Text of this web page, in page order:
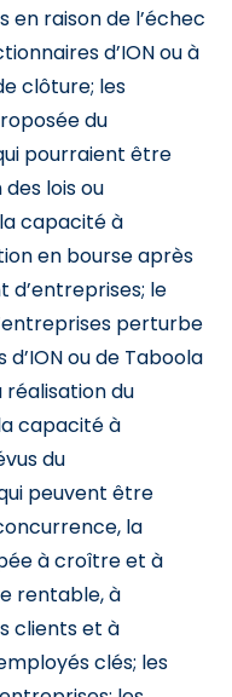
en raison de l’échec
d’ION ou à
clôture; les
du
pourraient être
lois ou
capacité à
en bourse après
d’entreprises; le
perturbe
ou de Taboola
réalisation du
capacité à
du
peuvent être
la
à croître et à
rentable, à
clients et à
clés; les